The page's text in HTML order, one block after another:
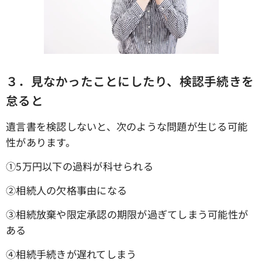
３．見なかったことにしたり、検認手続きを
怠ると
遺言書を検認しないと、次のような問題が生じる可能
性があります。
①5万円以下の過料が科せられる
➁相続人の欠格事由になる
③相続放棄や限定承認の期限が過ぎてしまう可能性が
ある
④相続手続きが遅れてしまう